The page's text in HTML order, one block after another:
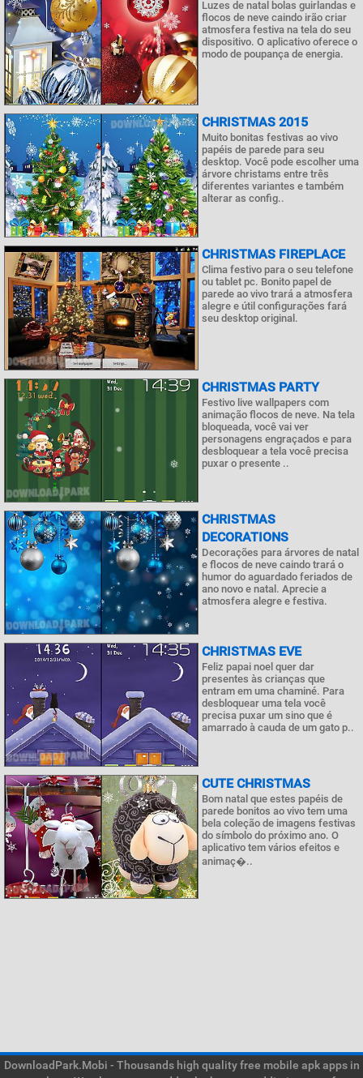
Luzes de natal bolas guirlandas e
flocos de neve caindo irão criar
atmosfera festiva na tela do seu
dispositivo. O aplicativo oferece o
modo de poupança de energia.
CHRISTMAS 2015
Muito bonitas festivas ao vivo
papéis de parede para seu
desktop. Você pode escolher uma
árvore christams entre três
diferentes variantes e também
alterar as config..
CHRISTMAS FIREPLACE
Clima festivo para o seu telefone
ou tablet pc. Bonito papel de
parede ao vivo trará a atmosfera
alegre e útil configurações fará
seu desktop original.
CHRISTMAS PARTY
Festivo live wallpapers com
animação flocos de neve. Na tela
bloqueada, você vai ver
personagens engraçados e para
desbloquear a tela você precisa
puxar o presente ..
CHRISTMAS
DECORATIONS
Decorações para árvores de natal
e flocos de neve caindo trará o
humor do aguardado feriados de
ano novo e natal. Aprecie a
atmosfera alegre e festiva.
CHRISTMAS EVE
Feliz papai noel quer dar
presentes às crianças que
entram em uma chaminé. Para
desbloquear uma tela você
precisa puxar um sino que é
amarrado à cauda de um gato p..
CUTE CHRISTMAS
Bom natal que estes papéis de
parede bonitos ao vivo tem uma
bela coleção de imagens festivas
do símbolo do próximo ano. O
aplicativo tem vários efeitos e
animaç�..
DownloadPark.Mobi - Thousands high quality free mobile apk apps in